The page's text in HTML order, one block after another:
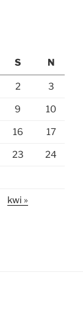
S N
2 3
9 10
16 17
23 24
kwi »